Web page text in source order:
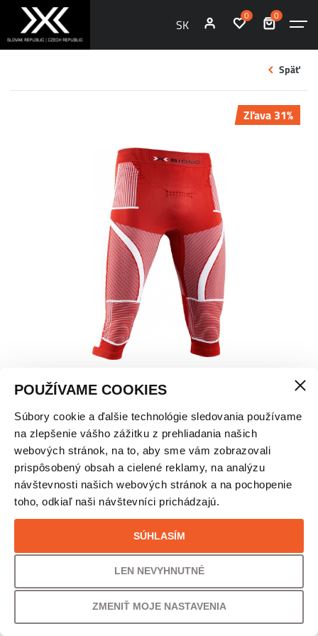
POUŽÍVAME COOKIES
Súbory cookie a ďalšie technológie sledovania používame
na zlepšenie vášho zážitku z prehliadania našich
webových stránok, na to, aby sme vám zobrazovali
prispôsobený obsah a cielené reklamy, na analýzu
návštevnosti našich webových stránok a na pochopenie
toho, odkiaľ naši návštevníci prichádzajú.
SÚHLASÍM
LEN NEVYHNUTNÉ
ZMENIŤ MOJE NASTAVENIA
SK
0 0
Späť
Zľava 31%
X-BIONIC® UNISEX NOHAVICE PATRIOT ENERGY
ACCUMULATOR 4.0 – ŠVAJČIARSKO
VEĽKOSŤ
159,00€
UŠETRÍTE
31% /49,00€
VAŠA CENA